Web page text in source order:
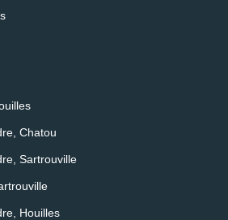
Chatou
Sartrouville
Houilles